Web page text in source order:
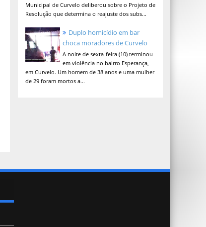
Municipal de Curvelo deliberou sobre o Projeto de
Resolução que determina o reajuste dos subs...
Duplo homicídio em bar
choca moradores de Curvelo
A noite de sexta-feira (10) terminou
em violência no bairro Esperança,
em Curvelo. Um homem de 38 anos e uma mulher
de 29 foram mortos a...